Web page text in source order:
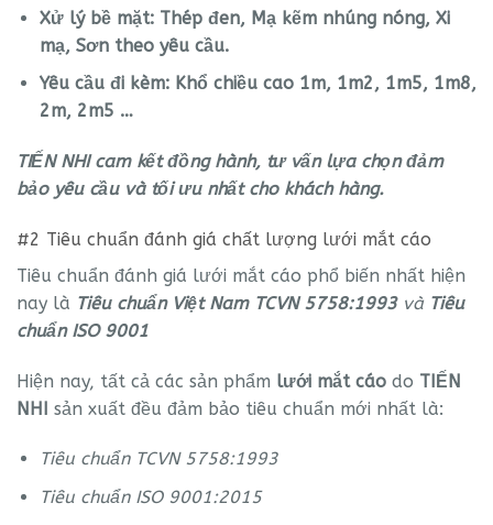
Xử lý bề mặt: Thép đen, Mạ kẽm nhúng nóng, Xi
mạ, Sơn theo yêu cầu.
Yêu cầu đi kèm: Khổ chiều cao 1m, 1m2, 1m5, 1m8,
2m, 2m5 …
TIẾN NHI cam kết đồng hành, tư vấn lựa chọn đảm
bảo yêu cầu và tối ưu nhất cho khách hàng.
#2 Tiêu chuẩn đánh giá chất lượng lưới mắt cáo
Tiêu chuẩn đánh giá lưới mắt cáo phổ biến nhất hiện
nay là Tiêu chuẩn Việt Nam TCVN 5758:1993 và Tiêu
chuẩn ISO 9001
Hiện nay, tất cả các sản phẩm lưới mắt cáo do TIẾN
NHI sản xuất đều đảm bảo tiêu chuẩn mới nhất là:
Tiêu chuẩn TCVN 5758:1993
Tiêu chuẩn ISO 9001:2015